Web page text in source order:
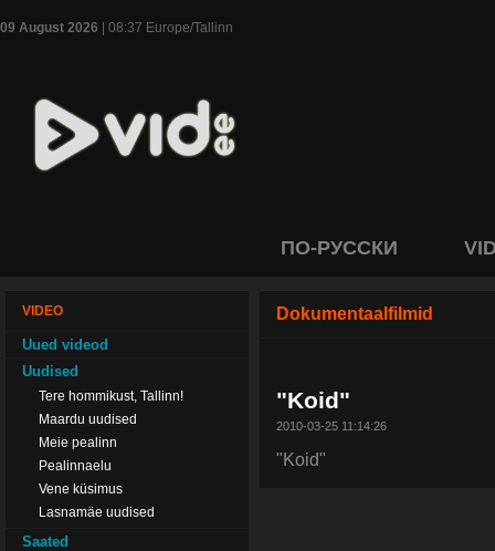
09 August 2026 | 08:37 Europe/Tallinn
ПО-РУССКИ
VIDEO
Uued videod
Uudised
Tere hommikust, Tallinn!
Maardu uudised
Meie pealinn
Pealinnaelu
Vene küsimus
Lasnamäe uudised
Saated
Dokumentaalfilmid
"Koid"
2010-03-25 11:14:26
"Koid"